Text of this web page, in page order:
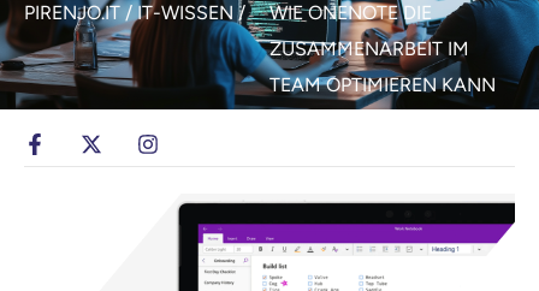
PIRENJO.IT / IT-WISSEN /
WIE ONENOTE DIE
ZUSAMMENARBEIT IM
TEAM OPTIMIEREN KANN